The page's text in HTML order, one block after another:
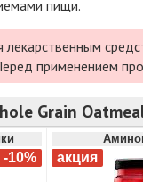
пищи.
лекарственным
применением
Grain